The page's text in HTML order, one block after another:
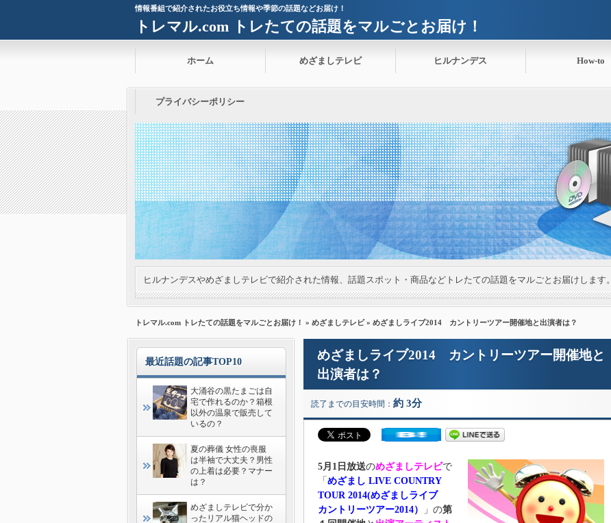
情報番組で紹介されたお役立ち情報や季節の話題などお届け！
トレマル.com トレたての話題をマルごとお届け！
ホーム めざましテレビ ヒルナンデス How-to
プライバシーポリシー
ヒルナンデスやめざましテレビで紹介された情報、話題スポット・商品などトレたての話題をマルごとお届けします。
トレマル.com トレたての話題をマルごとお届け！ » めざましテレビ» めざましライブ2014 カントリーツアー開催地と出演者は？
めざましライブ2014 カントリーツアー開催地と
出演者は？
読了までの目安時間： 約 3分
5月1日放送のめざましテレビで
「 めざまし LIVE COUNTRY
TOUR 2014(めざましライブ
カントリーツアー2014）
」の第
最近話題の記事TOP10
大涌谷の黒たまごは自
宅で作れるのか？箱根
以外の温泉で販売して
いるの？
夏の葬儀 女性の喪服
は半袖で大丈夫？男性
の上着は必要？マナー
は？
めざましテレビで分か
ったリアル猫ヘッドの